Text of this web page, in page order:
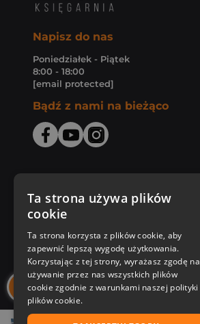
Napisz do nas
Poniedziałek - Piątek
8:00 - 18:00
[email protected]
Bądź z nami na bieżąco
Zakupy u nas
Nasza oferta
Nasi autorzy
Ta strona używa plików
cookie
Ta strona korzysta z plików cookie, aby
zapewnić lepszą wygodę użytkowania.
Korzystając z tej strony, wyrażasz zgodę na
używanie przez nas wszystkich plików
cookie zgodnie z warunkami naszej polityki
plików cookie.